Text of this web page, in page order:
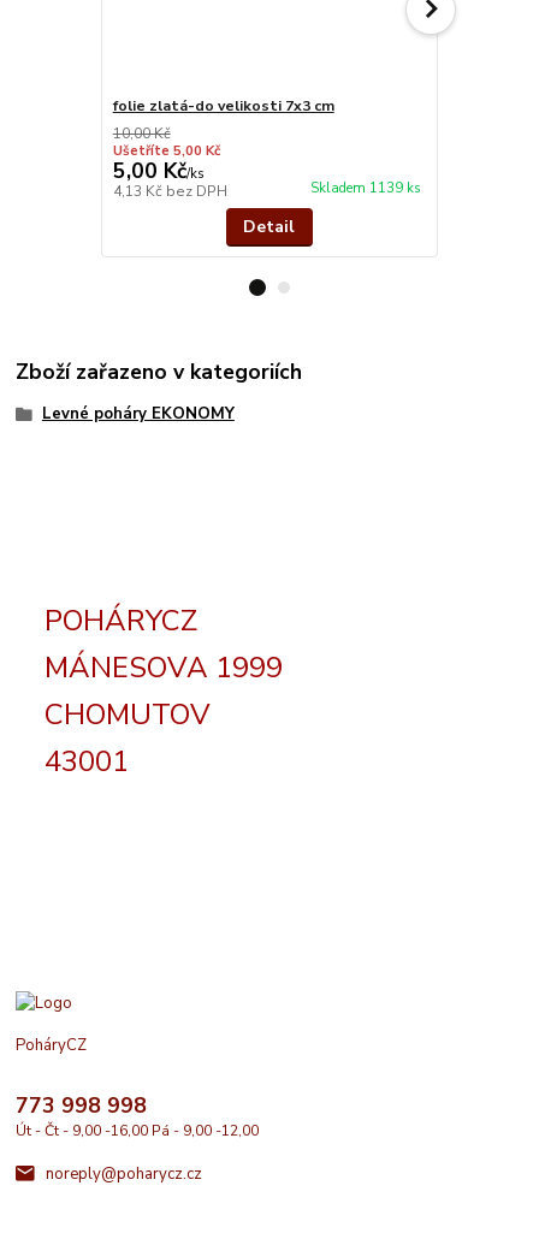
folie zlatá-do velikosti 7x3 cm
10,00 Kč
Ušetříte 5,00 Kč
5,00 Kč/ks
4,13 Kč bez DPH Skladem 1139 ks
Detail
Zboží zařazeno v kategoriích
Levné poháry EKONOMY
POHÁRYCZ
MÁNESOVA 1999
CHOMUTOV
43001
PoháryCZ
773 998 998
Út - Čt - 9,00 -16,00 Pá - 9,00 -12,00
noreply@poharycz.cz